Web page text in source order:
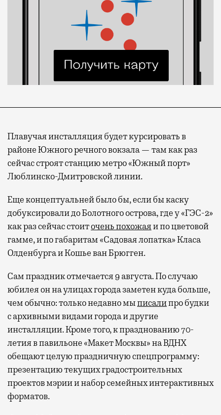
Плавучая инсталляция будет курсировать в
районе Южного речного вокзала — там как раз
сейчас строят станцию метро «Южный порт»
Люблинско-Дмитровской линии.
Еще концептуальней было бы, если бы каску
добуксировали до Болотного острова, где у «ГЭС-2»
как раз сейчас стоиточень похожаяи по цветовой
гамме, и по габаритам «Садовая лопатка» Класа
Олденбурга и Кошье ван Брюгген.
Сам праздник отмечается 9 августа. По случаю
юбилея он на улицах города заметен куда больше,
чем обычно: только недавно мыписалипро будки
с архивными видами города и другие
инсталляции. Кроме того, к празднованию 70-
летия в павильоне «Макет Москвы» на ВДНХ
обещают целую праздничную спецпрограмму:
презентацию текущих градостроительных
проектов мэрии и набор семейных интерактивных
форматов.